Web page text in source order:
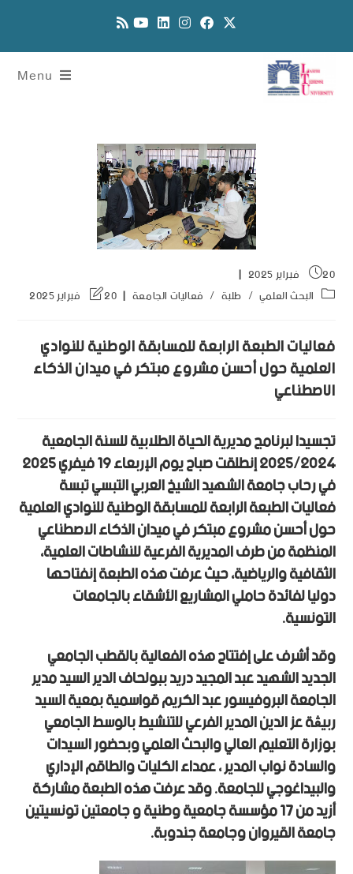
Menu
20 فبراير 2025
البحث العلمي / طلبة / فعاليات الجامعة 20 فبراير 2025
فعاليات الطبعة الرابعة للمسابقة الوطنية للنوادي
العلمية حول أحسن مشروع مبتكر في ميدان الذكاء
الاصطناعي
تجسيدا لبرنامج مديرية الحياة الطلابية للسنة الجامعية
2025/2024 إنطلقت صباح يوم الإربعاء 19 فيفري 2025
في رحاب جامعة الشهيد الشيخ العربي التبسي تبسة
فعاليات الطبعة الرابعة للمسابقة الوطنية للنوادي العلمية
حول أحسن مشروع مبتكر في ميدان الذكاء الاصطناعي
المنظمة من طرف المديرية الفرعية للنشاطات العلمية،
الثقافية والرياضية، حيث عرفت هذه الطبعة إنفتاحها
دوليا لفائدة حاملي المشاريع الأشقاء بالجامعات
التونسية.
وقد أشرف على إفتتاح هذه الفعالية بالقطب الجامعي
الجديد الشهيد عبد المجيد دريد ببولحاف الدير السيد مدير
الجامعة البروفيسور عبد الكريم قواسمية بمعية السيد
ربيڨة عز الدين المدير الفرعي للتنشيط بالوسط الجامعي
بوزارة التعليم العالي والبحث العلمي وبحضور السيدات
والسادة نواب المدير ، عمداء الكليات والطاقم الإداري
والبيداغوجي للجامعة. وقد عرفت هذه الطبعة مشاركة
أزيد من 17 مؤسسة جامعية وطنية و جامعتين تونسيتين
جامعة القيروان وجامعة جندوبة.